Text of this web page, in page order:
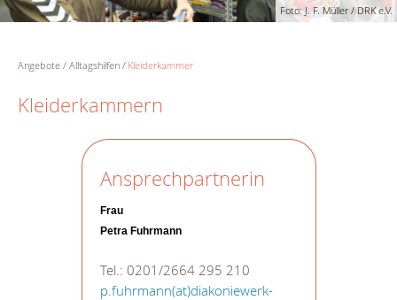
Foto: J. F. Müller / DRK e.V.
Angebote Alltagshilfen Kleiderkammer
Kleiderkammern
Ansprechpartnerin
Frau
Petra Fuhrmann
Tel.: 0201/2664 295 210
p.fuhrmann(at)diakoniewerk-